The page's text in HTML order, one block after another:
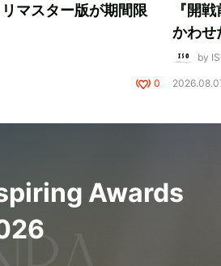
マスター版が期間限
0
『開
かわせ
by
Awards